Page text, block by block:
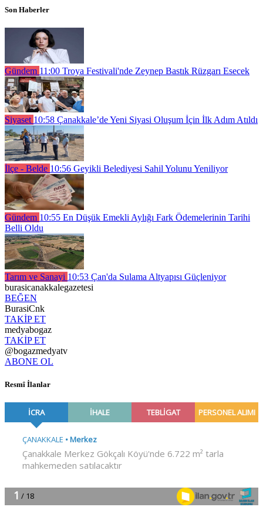
Son Haberler
Gündem 11:00 Troya Festivali'nde Zeynep Bastık Rüzgarı Esecek
Siyaset 10:58 Çanakkale’de Yeni Siyasi Oluşum İçin İlk Adım Atıldı
İlçe - Belde 10:56 Geyikli Belediyesi Sahil Yolunu Yeniliyor
Gündem 10:55 En Düşük Emekli Aylığı Fark Ödemelerinin Tarihi
Belli Oldu
Tarım ve Sanayi 10:53 Çan'da Sulama Altyapısı Güçleniyor
burasicanakkalegazetesi
BEĞEN
BurasiCnk
TAKİP ET
medyabogaz
TAKİP ET
@bogazmedyatv
ABONE OL
Resmî İlanlar